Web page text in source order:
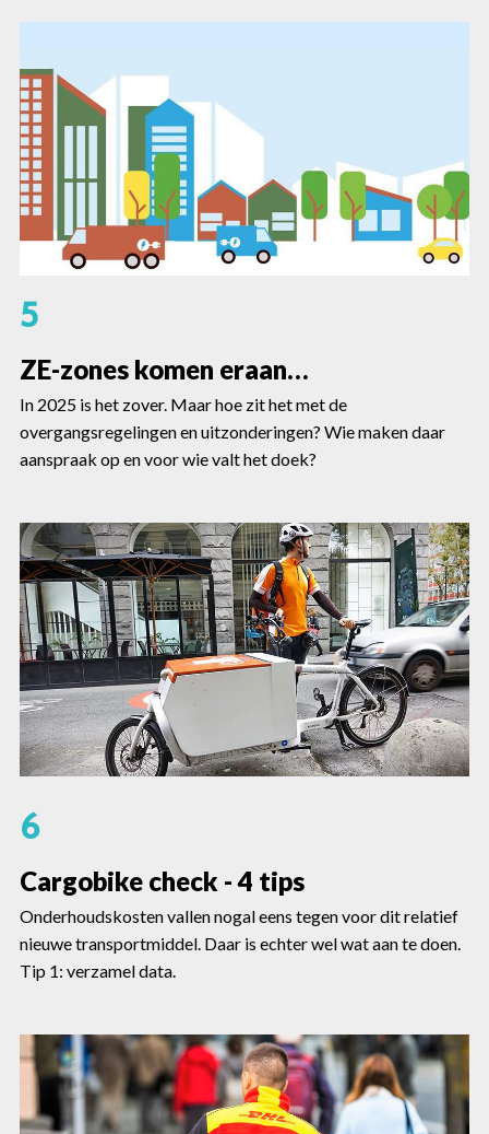
5
ZE-zones komen eraan…
In 2025 is het zover. Maar hoe zit het met de
overgangsregelingen en uitzonderingen? Wie maken daar
aanspraak op en voor wie valt het doek?
6
Cargobike check - 4 tips
Onderhoudskosten vallen nogal eens tegen voor dit relatief
nieuwe transportmiddel. Daar is echter wel wat aan te doen.
Tip 1: verzamel data.